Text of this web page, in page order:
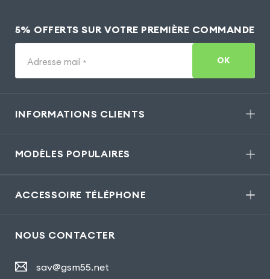
5% OFFERTS SUR VOTRE PREMIÈRE COMMANDE
Adresse mail * OK
INFORMATIONS CLIENTS
MODÈLES POPULAIRES
ACCESSOIRE TÉLÉPHONE
NOUS CONTACTER
sav@gsm55.net